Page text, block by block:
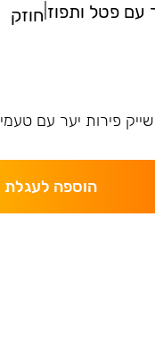
עם פטל ותפוז חוזק
פירות יער עם
הוספה לעגלת